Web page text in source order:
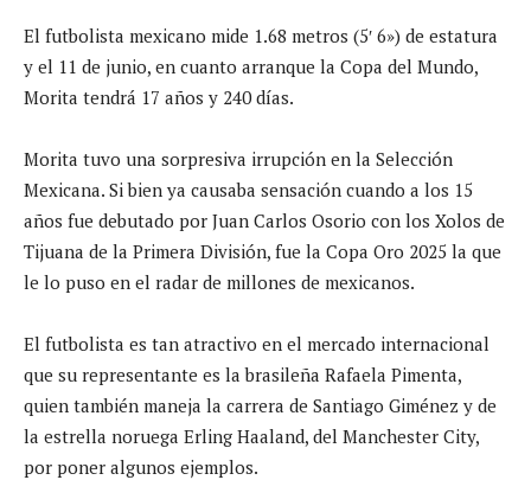
El futbolista mexicano mide 1.68 metros (5′ 6») de estatura
y el 11 de junio, en cuanto arranque la Copa del Mundo,
Morita tendrá 17 años y 240 días.
Morita tuvo una sorpresiva irrupción en la Selección
Mexicana. Si bien ya causaba sensación cuando a los 15
años fue debutado por Juan Carlos Osorio con los Xolos de
Tijuana de la Primera División, fue la Copa Oro 2025 la que
le lo puso en el radar de millones de mexicanos.
El futbolista es tan atractivo en el mercado internacional
que su representante es la brasileña Rafaela Pimenta,
quien también maneja la carrera de Santiago Giménez y de
la estrella noruega Erling Haaland, del Manchester City,
por poner algunos ejemplos.